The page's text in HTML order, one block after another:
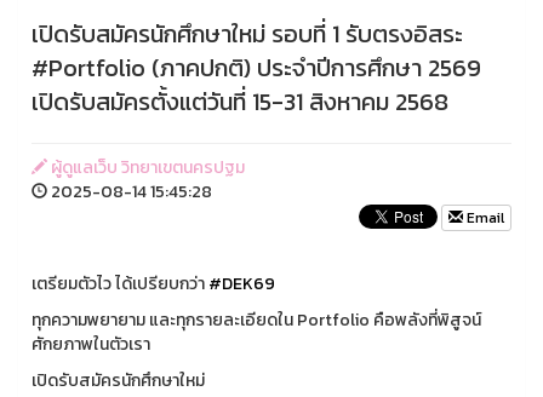
เปิดรับสมัครนักศึกษาใหม่ รอบที่ 1 รับตรงอิสระ
#Portfolio (ภาคปกติ) ประจำปีการศึกษา 2569
เปิดรับสมัครตั้งแต่วันที่ 15-31 สิงหาคม 2568
ผู้ดูแลเว็บ วิทยาเขตนครปฐม
2025-08-14 15:45:28
Email
เตรียมตัวไว ได้เปรียบกว่า#DEK69
ทุกความพยายาม และทุกรายละเอียดใน Portfolio คือพลังที่พิสูจน์
ศักยภาพในตัวเรา
เปิดรับสมัครนักศึกษาใหม่